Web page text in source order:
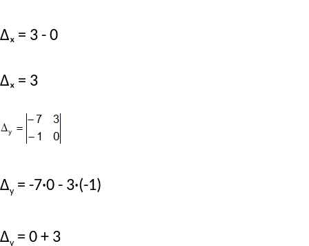
Δₓ = 3 - 0
Δₓ = 3
Δy = -7·0 - 3·(-1)
Δy = 0 + 3